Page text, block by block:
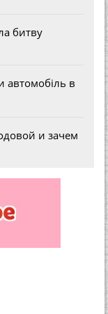
битву
автомобіль в
и зачем